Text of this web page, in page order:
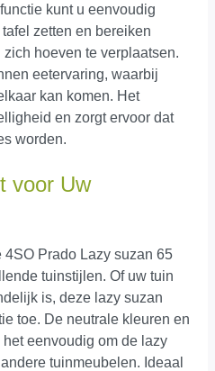
kunt u eenvoudig
zetten en bereiken
hoeven te verplaatsen.
eetervaring, waarbij
kan komen. Het
en zorgt ervoor dat
worden.
voor Uw
4SO Prado Lazy suzan 65
tuinstijlen. Of uw tuin
is, deze lazy suzan
toe. De neutrale kleuren en
eenvoudig om de lazy
tuinmeubelen. Ideaal